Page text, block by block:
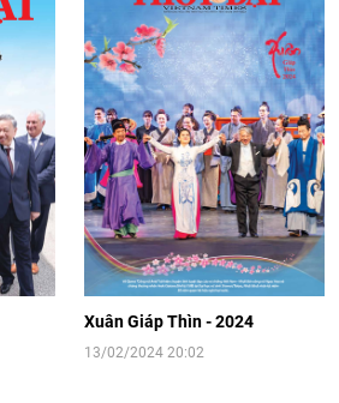
Video: Cơ hội giao lưu quốc tế cho học
sinh Việt Nam tại trại hè Artek
[Video] Đối ngoại nhân dân Thủ đô
hướng tới kết nối hiệu quả nguồn lực
người Việt Nam ở nước ngoài
Xuân Giáp Thìn - 2024
13/02/2024 20:02